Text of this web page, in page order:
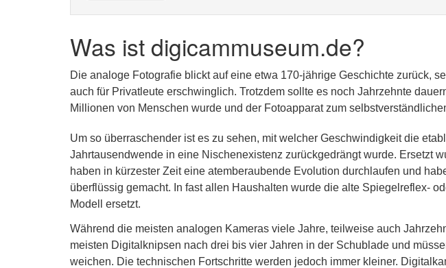
Was ist digicammuseum.de?
Die analoge Fotografie blickt auf eine etwa 170-jährige Geschichte zurück,
auch für Privatleute erschwinglich. Trotzdem sollte es noch Jahrzehnte
Millionen von Menschen wurde und der Fotoapparat zum
Um so überraschender ist es zu sehen, mit welcher Geschwindigkeit die
Jahrtausendwende in eine Nischenexistenz zurückgedrängt wurde. Ersetzt
haben in kürzester Zeit eine atemberaubende Evolution durchlaufen und
überflüssig gemacht. In fast allen Haushalten wurde die alte Spiegelreflex-
Modell ersetzt.
Während die meisten analogen Kameras viele Jahre, teilweise auch
meisten Digitalknipsen nach drei bis vier Jahren in der Schublade und
weichen. Die technischen Fortschritte werden jedoch immer kleiner.